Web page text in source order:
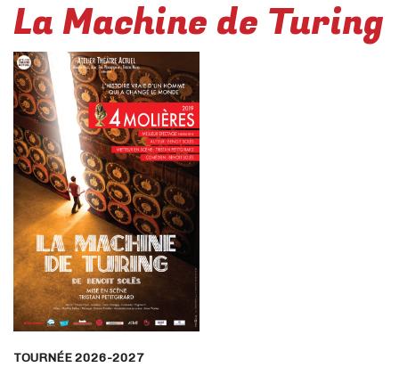
La Machine de Turing
TOURNÉE 2026-2027